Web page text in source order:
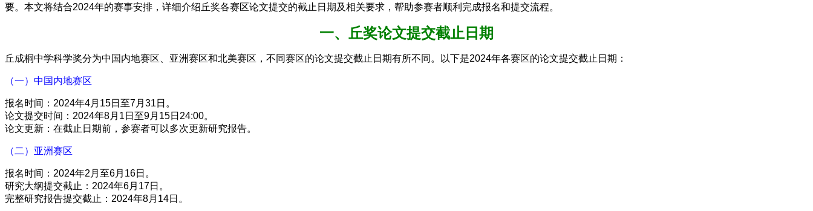
要。本文将结合2024年的赛事安排，详细介绍丘奖各赛区论文提交的截止日期及相关要求，帮助参赛者顺利完成报名和提交流程。
一、丘奖论文提交截止日期
丘成桐中学科学奖分为中国内地赛区、亚洲赛区和北美赛区，不同赛区的论文提交截止日期有所不同。以下是2024年各赛区的论文提交截止日期：
（一）中国内地赛区
报名时间：2024年4月15日至7月31日。
论文提交时间：2024年8月1日至9月15日24:00。
论文更新：在截止日期前，参赛者可以多次更新研究报告。
（二）亚洲赛区
报名时间：2024年2月至6月16日。
研究大纲提交截止：2024年6月17日。
完整研究报告提交截止：2024年8月14日。